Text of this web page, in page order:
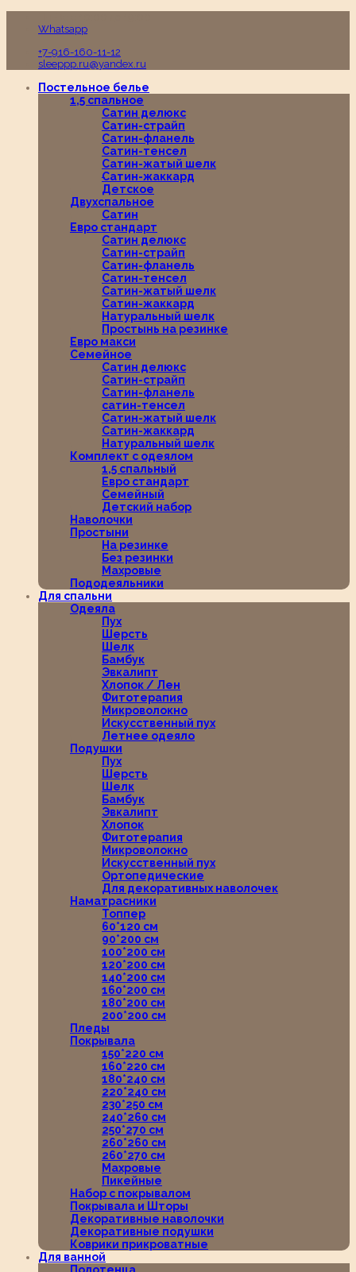
Whatsapp
+7-916-160-11-12
sleeppp.ru@yandex.ru
Постельное белье
1,5 спальное
Сатин делюкс
Сатин-страйп
Сатин-фланель
Сатин-тенсел
Сатин-жатый шелк
Сатин-жаккард
Детское
Двухспальное
Сатин
Евро стандарт
Сатин делюкс
Сатин-страйп
Сатин-фланель
Сатин-тенсел
Сатин-жатый шелк
Сатин-жаккард
Натуральный шелк
Простынь на резинке
Евро макси
Семейное
Сатин делюкс
Сатин-страйп
Сатин-фланель
сатин-тенсел
Сатин-жатый шелк
Сатин-жаккард
Натуральный шелк
Комплект с одеялом
1,5 спальный
Евро стандарт
Семейный
Детский набор
Наволочки
Простыни
На резинке
Без резинки
Махровые
Пододеяльники
Для спальни
Одеяла
Пух
Шерсть
Шелк
Бамбук
Эвкалипт
Хлопок / Лен
Фитотерапия
Микроволокно
Искусственный пух
Летнее одеяло
Подушки
Пух
Шерсть
Шелк
Бамбук
Эвкалипт
Хлопок
Фитотерапия
Микроволокно
Искусственный пух
Ортопедические
Для декоративных наволочек
Наматрасники
Топпер
60*120 см
90*200 см
100*200 см
120*200 см
140*200 см
160*200 см
180*200 см
200*200 см
Пледы
Покрывала
150*220 см
160*220 см
180*240 см
220*240 см
230*250 см
240*260 см
250*270 см
260*260 см
260*270 см
Махровые
Пикейные
Набор с покрывалом
Покрывала и Шторы
Декоративные наволочки
Декоративные подушки
Коврики прикроватные
Для ванной